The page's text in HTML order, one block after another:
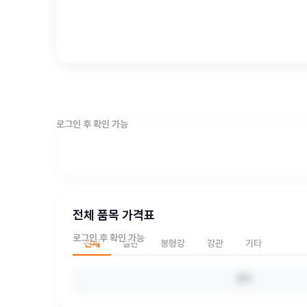
로그인 후 확인 가능
전체 품목 가격표
로그인 후 확인 가능
전체 철판 봉형강 강관 기타